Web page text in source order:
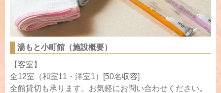
湯もと小町館（施設概要）
【客室】
全12室（和室11・洋室1）[50名収容]
全館貸切も承ります。お気軽にお問い合わせください。